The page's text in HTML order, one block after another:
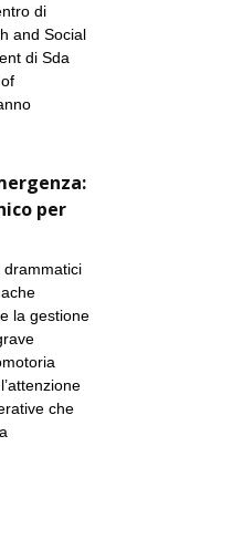
di
and Social
di Sda
per
drammatici
la gestione
che